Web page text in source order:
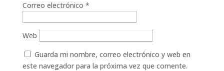
Correo electrónico *
Web
Guarda mi nombre, correo electrónico y web en
este navegador para la próxima vez que comente.